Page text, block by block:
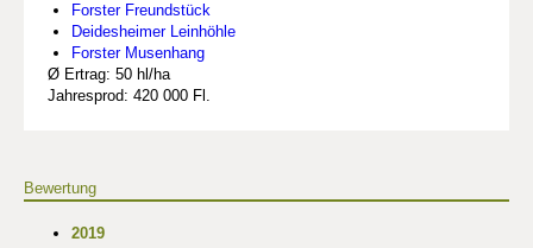
Forster Freundstück
Deidesheimer Leinhöhle
Forster Musenhang
Ø Ertrag: 50 hl/ha
Jahresprod: 420 000 Fl.
Bewertung
2019